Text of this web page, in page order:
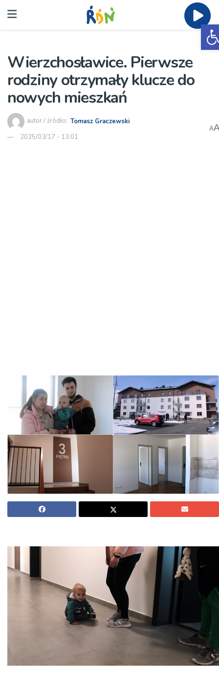
Wierzchosławice. Pierwsze
rodziny otrzymały klucze do
nowych mieszkań
autor / źródło: Tomasz Graczewski
2025/03/17 - 13:01
A